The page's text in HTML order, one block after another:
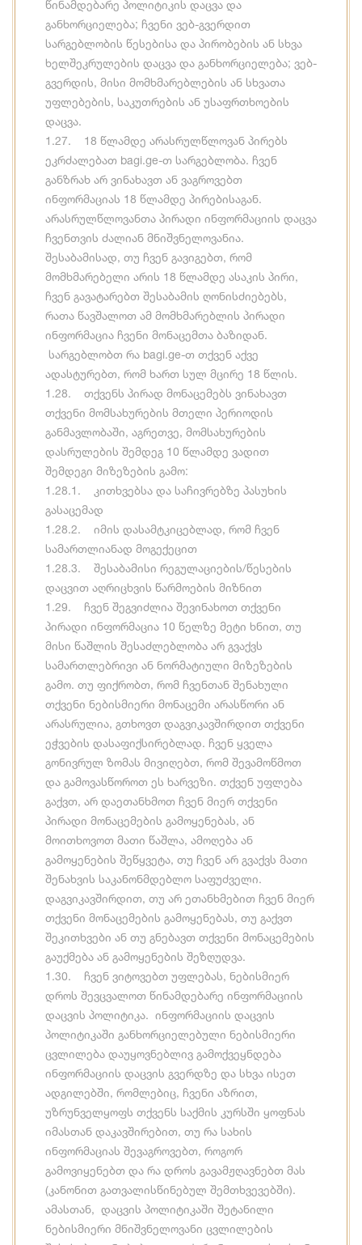
წინამდებარე პოლიტიკის დაცვა და
განხორციელება; ჩვენი ვებ-გვერდით
სარგებლობის წესებისა და პირობების ან სხვა
ხელშეკრულების დაცვა და განხორციელება; ვებ-
გვერდის, მისი მომხმარებლების ან სხვათა
უფლებების, საკუთრების ან უსაფრთხოების
დაცვა.
1.27. 18 წლამდე არასრულწლოვან პირებს
ეკრძალებათ bagi.ge-თ სარგებლობა. ჩვენ
განზრახ არ ვინახავთ ან ვაგროვებთ
ინფორმაციას 18 წლამდე პირებისაგან.
არასრულწლოვანთა პირადი ინფორმაციის დაცვა
ჩვენთვის ძალიან მნიშვნელოვანია.
შესაბამისად, თუ ჩვენ გავიგებთ, რომ
მომხმარებელი არის 18 წლამდე ასაკის პირი,
ჩვენ გავატარებთ შესაბამის ღონისძიებებს,
რათა წავშალოთ ამ მომხმარებლის პირადი
ინფორმაცია ჩვენი მონაცემთა ბაზიდან.
სარგებლობთ რა bagi.ge-თ თქვენ აქვე
ადასტურებთ, რომ ხართ სულ მცირე 18 წლის.
1.28. თქვენს პირად მონაცემებს ვინახავთ
თქვენი მომსახურების მთელი პერიოდის
განმავლობაში, აგრეთვე, მომსახურების
დასრულების შემდეგ 10 წლამდე ვადით
შემდეგი მიზეზების გამო:
1.28.1. კითხვებსა და საჩივრებზე პასუხის
გასაცემად
1.28.2. იმის დასამტკიცებლად, რომ ჩვენ
სამართლიანად მოგექეცით
1.28.3. შესაბამისი რეგულაციების/წესების
დაცვით აღრიცხვის წარმოების მიზნით
1.29. ჩვენ შეგვიძლია შევინახოთ თქვენი
პირადი ინფორმაცია 10 წელზე მეტი ხნით, თუ
მისი წაშლის შესაძლებლობა არ გვაქვს
სამართლებრივი ან ნორმატიული მიზეზების
გამო. თუ ფიქრობთ, რომ ჩვენთან შენახული
თქვენი ნებისმიერი მონაცემი არასწორი ან
არასრულია, გთხოვთ დაგვიკავშირდით თქვენი
ეჭვების დასაფიქსირებლად. ჩვენ ყველა
გონივრულ ზომას მივიღებთ, რომ შევამოწმოთ
და გამოვასწოროთ ეს ხარვეზი. თქვენ უფლება
გაქვთ, არ დაეთანხმოთ ჩვენ მიერ თქვენი
პირადი მონაცემების გამოყენებას, ან
მოითხოვოთ მათი წაშლა, ამოღება ან
გამოყენების შეწყვეტა, თუ ჩვენ არ გვაქვს მათი
შენახვის საკანონმდებლო საფუძველი.
დაგვიკავშირდით, თუ არ ეთანხმებით ჩვენ მიერ
თქვენი მონაცემების გამოყენებას, თუ გაქვთ
შეკითხვები ან თუ გნებავთ თქვენი მონაცემების
გაუქმება ან გამოყენების შეზღუდვა.
1.30. ჩვენ ვიტოვებთ უფლებას, ნებისმიერ
დროს შევცვალოთ წინამდებარე ინფორმაციის
დაცვის პოლიტიკა. ინფორმაციის დაცვის
პოლიტიკაში განხორციელებული ნებისმიერი
ცვლილება დაუყოვნებლივ გამოქვეყნდება
ინფორმაციის დაცვის გვერდზე და სხვა ისეთ
ადგილებში, რომლებიც, ჩვენი აზრით,
უზრუნველყოფს თქვენს საქმის კურსში ყოფნას
იმასთან დაკავშირებით, თუ რა სახის
ინფორმაციას შევაგროვებთ, როგორ
გამოვიყენებთ და რა დროს გავამჟღავნებთ მას
(კანონით გათვალისწინებულ შემთხვევებში).
ამასთან, დაცვის პოლიტიკაში შეტანილი
ნებისმიერი მნიშვნელოვანი ცვლილების